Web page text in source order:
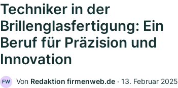
Techniker in der
Brillenglasfertigung: Ein
Beruf für Präzision und
Innovation
FW Von Redaktion firmenweb.de ‧ 13. Februar 2025